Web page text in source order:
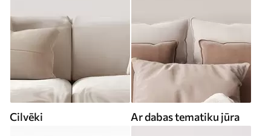
Cilvēki Ar dabas tematiku jūra